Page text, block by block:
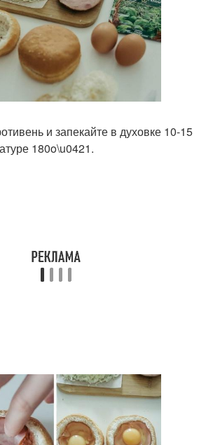
и запекайте в духовке 10-15
180o\u0421.